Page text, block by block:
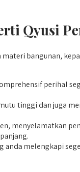
Qyusi
bangunan,
perihal
tinggi dan juga
menyelamatkan
melengkapi